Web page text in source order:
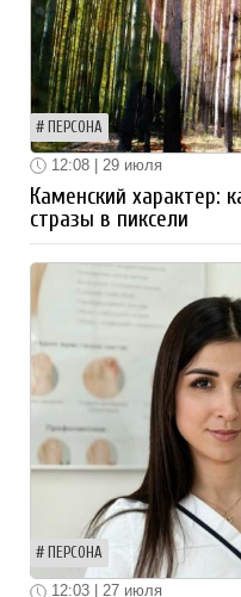
ПЕРСОНА
12:08 | 29 июля
Каменский характер:
стразы в пиксели
ПЕРСОНА
12:03 | 27 июля